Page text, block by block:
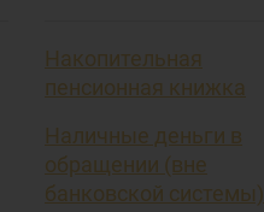
Накопительная
пенсионная книжка
Наличные деньги в
обращении (вне
банковской системы)